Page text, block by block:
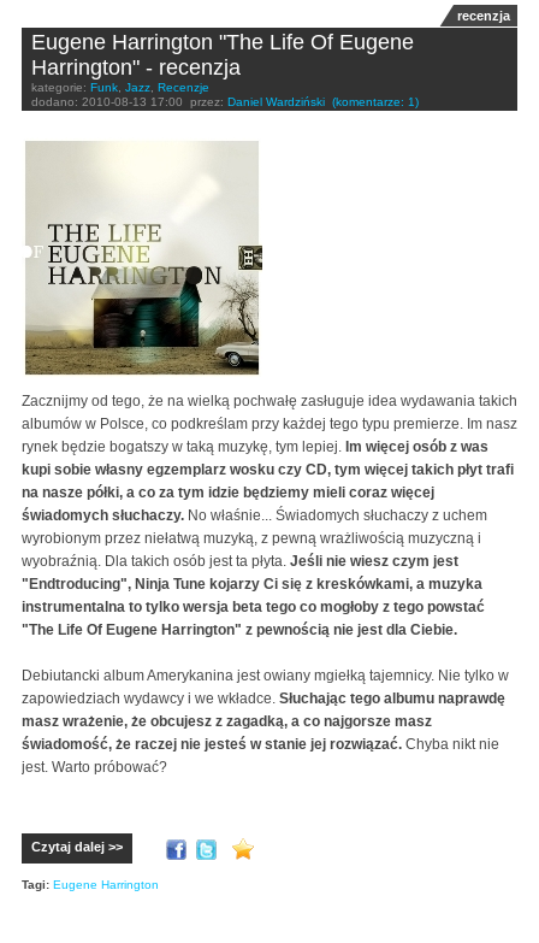
recenzja
Eugene Harrington "The Life Of Eugene
Harrington" - recenzja
kategorie: Funk Jazz Recenzje
dodano: 2010-08-13 17:00 przez: Daniel Wardziński (komentarze: 1)
Zacznijmy od tego, że na wielką pochwałę zasługuje idea wydawania takich
albumów w Polsce, co podkreślam przy każdej tego typu premierze. Im nasz
rynek będzie bogatszy w taką muzykę, tym lepiej. Im więcej osób z was
kupi sobie własny egzemplarz wosku czy CD, tym więcej takich płyt trafi
na nasze półki, a co za tym idzie będziemy mieli coraz więcej
świadomych słuchaczy. No właśnie... Świadomych słuchaczy z uchem
wyrobionym przez niełatwą muzyką, z pewną wrażliwością muzyczną i
wyobraźnią. Dla takich osób jest ta płyta. Jeśli nie wiesz czym jest
"Endtroducing", Ninja Tune kojarzy Ci się z kreskówkami, a muzyka
instrumentalna to tylko wersja beta tego co mogłoby z tego powstać
"The Life Of Eugene Harrington" z pewnością nie jest dla Ciebie.
Debiutancki album Amerykanina jest owiany mgiełką tajemnicy. Nie tylko w
zapowiedziach wydawcy i we wkładce. Słuchając tego albumu naprawdę
masz wrażenie, że obcujesz z zagadką, a co najgorsze masz
świadomość, że raczej nie jesteś w stanie jej rozwiązać. Chyba nikt nie
jest. Warto próbować?
Czytaj dalej >>
Tagi: Eugene Harrington